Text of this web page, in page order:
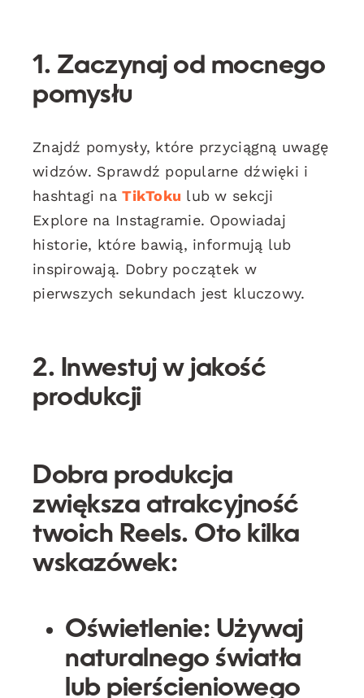
1. Zaczynaj od mocnego
pomysłu
Znajdź pomysły, które przyciągną uwagę
widzów. Sprawdź popularne dźwięki i
hashtagi naTikToku lub w sekcji
Explore na Instagramie. Opowiadaj
historie, które bawią, informują lub
inspirowają. Dobry początek w
pierwszych sekundach jest kluczowy.
2. Inwestuj w jakość
produkcji
Dobra produkcja
zwiększa atrakcyjność
twoich Reels. Oto kilka
wskazówek:
Oświetlenie: Używaj
naturalnego światła
lub pierścieniowego